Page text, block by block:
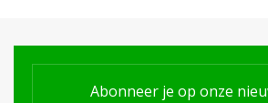
Abonneer je op onze